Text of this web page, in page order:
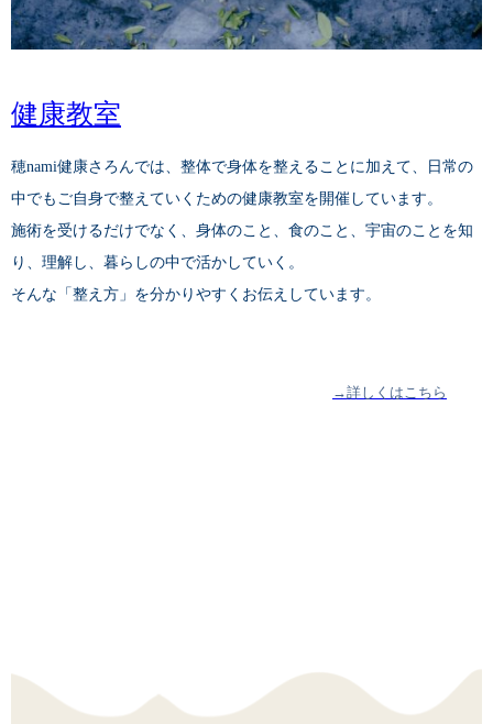
健康教室
穂nami健康さろんでは、整体で身体を整えることに加えて、日常の
中でもご自身で整えていくための健康教室を開催しています。
施術を受けるだけでなく、身体のこと、食のこと、宇宙のことを知
り、理解し、暮らしの中で活かしていく。
そんな「整え方」を分かりやすくお伝えしています。
→詳しくはこちら